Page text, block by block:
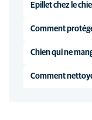
Epillet chez le
Comment
Chien qui ne
Comment